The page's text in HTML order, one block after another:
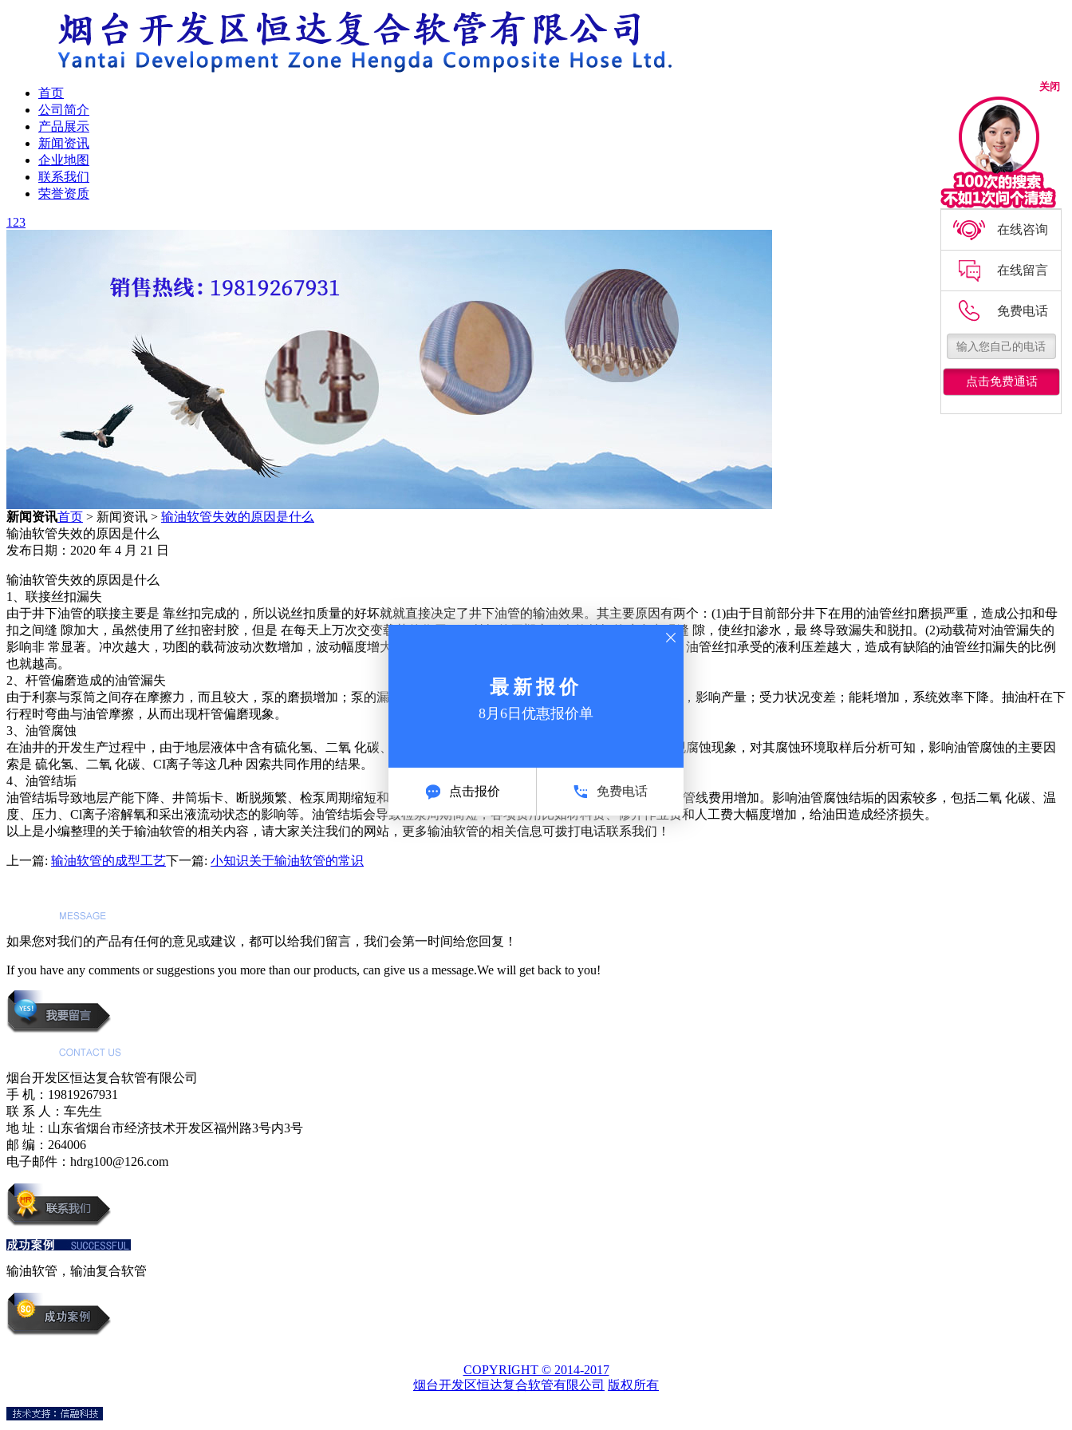
首页
公司简介
产品展示
新闻资讯
企业地图
联系我们
荣誉资质
1 23
新闻资讯首页 > 新闻资讯 > 输油软管失效的原因是什么
输油软管失效的原因是什么
发布日期：2020 年 4 月 21 日
输油软管失效的原因是什么
1、联接丝扣漏失
由于井下油管的联接主要是 靠丝扣完成的，所以说丝扣质量的好坏就就直接决定了井下油管的输油效果。其主要原因有两个：(1)由于目前部分井下在用的油管丝扣磨损严重，造成公扣和母
扣之间缝 隙加大，虽然使用了丝扣密封胶，但是 在每天上万次交变载荷的作用下，丝扣的牙塑变形会使丝扣的咬合出现缝 隙，使丝扣渗水，最 终导致漏失和脱扣。(2)动载荷对油管漏失的
影响非 常显著。冲次越大，功图的载荷波动次数增加，波动幅度增大，从而造成油管漏失；此外，随着液面深度的增加，油管丝扣承受的液利压差越大，造成有缺陷的油管丝扣漏失的比例
也就越高。
2、杆管偏磨造成的油管漏失
由于利寨与泵筒之间存在摩擦力，而且较大，泵的磨损增加；泵的漏失量增加、寿命缩短；泵的有效冲程缩短；泵效降低，影响产量；受力状况变差；能耗增加，系统效率下降。抽油杆在下
行程时弯曲与油管摩擦，从而出现杆管偏磨现象。
3、油管腐蚀
在油井的开发生产过程中，由于地层液体中含有硫化氢、二氧 化碳、水及微生物等腐蚀介质，导致绝大多数复合软管出现腐蚀现象，对其腐蚀环境取样后分析可知，影响油管腐蚀的主要因
索是 硫化氢、二氧 化碳、CI离子等这几种 因索共同作用的结果。
4、油管结垢
油管结垢导致地层产能下降、井筒垢卡、断脱频繁、检泵周期缩短和集输受堵，从而加大现场管理难度，停产维修、清洗管线费用增加。影响油管腐蚀结垢的因索较多，包括二氧 化碳、温
度、压力、Cl离子溶解氧和采出液流动状态的影响等。油管结垢会导致检泵周期简短，各项费用比如材料费、修井作业费和人工费大幅度增加，给油田造成经济损失。
以上是小编整理的关于输油软管的相关内容，请大家关注我们的网站，更多输油软管的相关信息可拨打电话联系我们！
上一篇: 输油软管的成型工艺下一篇: 小知识关于输油软管的常识
如果您对我们的产品有任何的意见或建议，都可以给我们留言，我们会第一时间给您回复！
If you have any comments or suggestions you more than our products, can give us a message.We will get back to you!
烟台开发区恒达复合软管有限公司
手 机：19819267931
联 系 人：车先生
地 址：山东省烟台市经济技术开发区福州路3号内3号
邮 编：264006
电子邮件：hdrg100@126.com
输油软管，输油复合软管
COPYRIGHT © 2014-2017
烟台开发区恒达复合软管有限公司 版权所有